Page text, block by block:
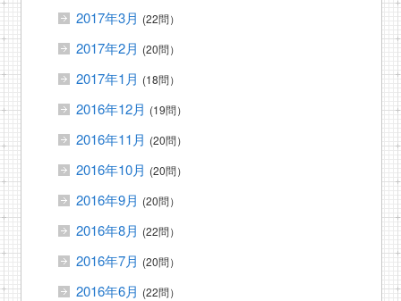
2017年3月 (22問）
2017年2月 (20問）
2017年1月 (18問）
2016年12月 (19問）
2016年11月 (20問）
2016年10月 (20問）
2016年9月 (20問）
2016年8月 (22問）
2016年7月 (20問）
2016年6月 (22問）